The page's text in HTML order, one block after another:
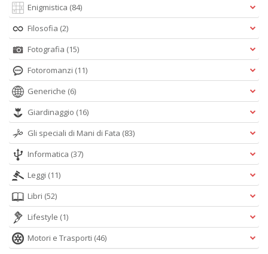
Enigmistica (84)
Filosofia (2)
Fotografia (15)
Fotoromanzi (11)
Generiche (6)
Giardinaggio (16)
Gli speciali di Mani di Fata (83)
Informatica (37)
Leggi (11)
Libri (52)
Lifestyle (1)
Motori e Trasporti (46)